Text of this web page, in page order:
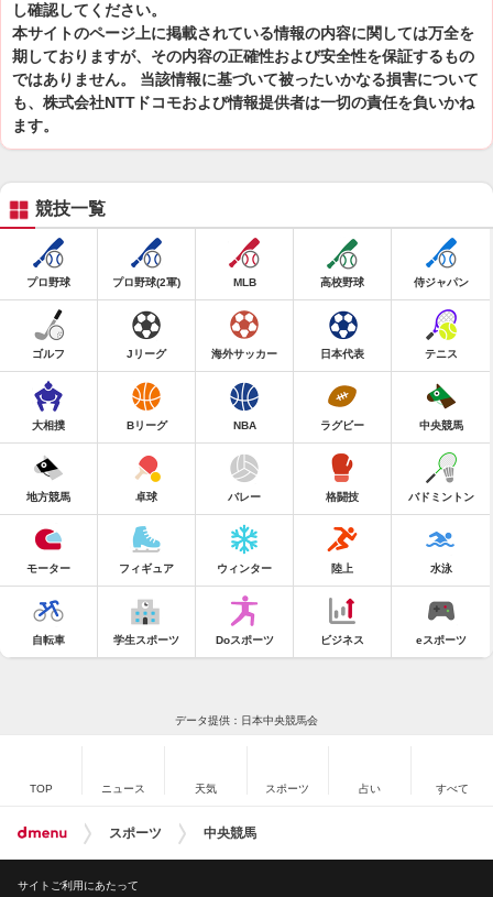
し確認してください。
本サイトのページ上に掲載されている情報の内容に関しては万全を
期しておりますが、その内容の正確性および安全性を保証するもの
ではありません。 当該情報に基づいて被ったいかなる損害について
も、株式会社NTTドコモおよび情報提供者は一切の責任を負いかね
ます。
競技一覧
プロ野球 プロ野球(2軍) MLB 高校野球 侍ジャパン
ゴルフ Jリーグ 海外サッカー 日本代表 テニス
大相撲 Bリーグ NBA ラグビー 中央競馬
地方競馬 卓球 バレー 格闘技 バドミントン
モーター フィギュア ウィンター 陸上 水泳
自転車 学生スポーツ Doスポーツ ビジネス eスポーツ
データ提供：日本中央競馬会
TOP ニュース 天気 スポーツ 占い すべて
スポーツ 中央競馬
サイトご利用にあたって